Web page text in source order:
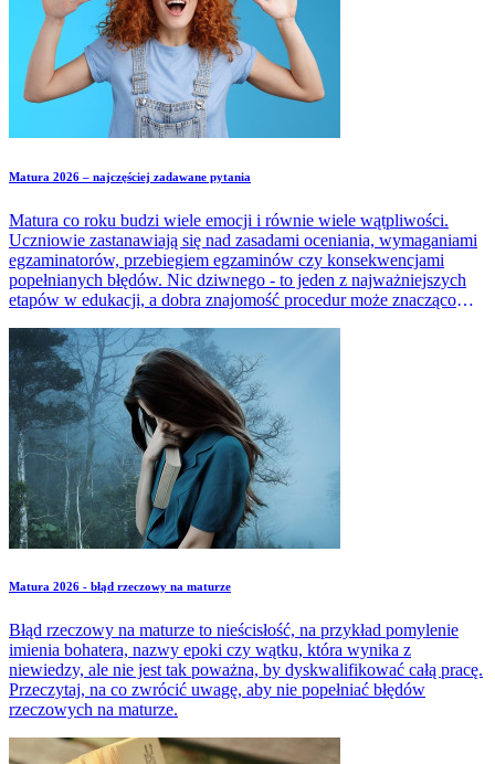
Matura 2026 – najczęściej zadawane pytania
Matura co roku budzi wiele emocji i równie wiele wątpliwości.
Uczniowie zastanawiają się nad zasadami oceniania, wymaganiami
egzaminatorów, przebiegiem egzaminów czy konsekwencjami
popełnianych błędów. Nic dziwnego - to jeden z najważniejszych
etapów w edukacji, a dobra znajomość procedur może znacząco
pytania dotyczące matury i udzieliliśmy na nie prostych, rzetelnych
odpowiedzi.
Matura 2026 - błąd rzeczowy na maturze
Błąd rzeczowy na maturze to nieścisłość, na przykład pomylenie
imienia bohatera, nazwy epoki czy wątku, która wynika z
niewiedzy, ale nie jest tak poważna, by dyskwalifikować całą pracę.
Przeczytaj, na co zwrócić uwagę, aby nie popełniać błędów
rzeczowych na maturze.